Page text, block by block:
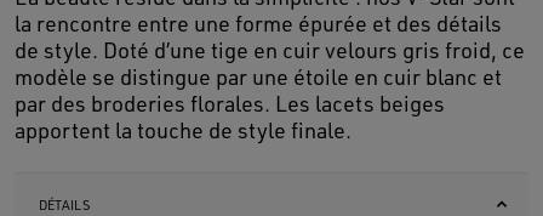
la rencontre entre une forme épurée et des détails
de style. Doté d’une tige en cuir velours gris froid, ce
modèle se distingue par une étoile en cuir blanc et
par des broderies florales. Les lacets beiges
apportent la touche de style finale.
DÉTAILS